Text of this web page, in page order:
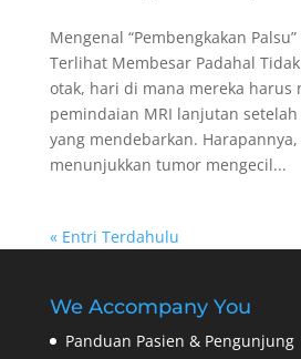
Mengenal “Pembengkakan
Terlihat Membesar Padahal
otak, hari di mana mereka harus
pemindaian MRI lanjutan
yang mendebarkan. Harapannya,
menunjukkan tumor mengecil...
« Entri Terdahulu
We Accompany You
Panduan Pasien & Pengunjung